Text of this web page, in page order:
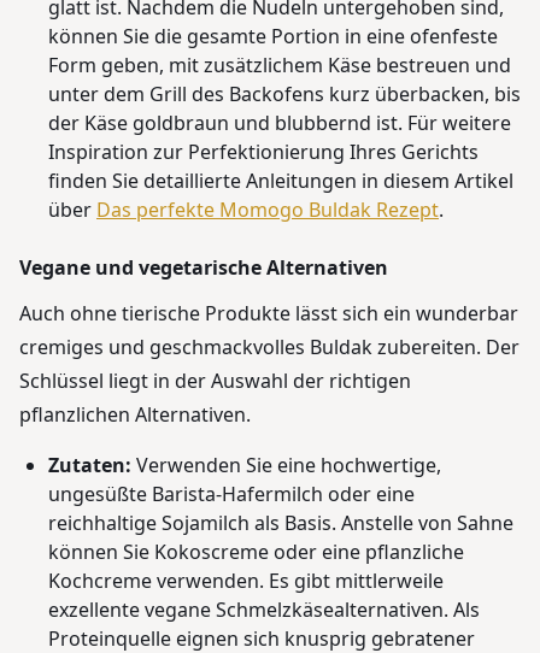
glatt ist. Nachdem die Nudeln untergehoben sind,
können Sie die gesamte Portion in eine ofenfeste
Form geben, mit zusätzlichem Käse bestreuen und
unter dem Grill des Backofens kurz überbacken, bis
der Käse goldbraun und blubbernd ist. Für weitere
Inspiration zur Perfektionierung Ihres Gerichts
finden Sie detaillierte Anleitungen in diesem Artikel
über Das perfekte Momogo Buldak Rezept.
Vegane und vegetarische Alternativen
Auch ohne tierische Produkte lässt sich ein wunderbar
cremiges und geschmackvolles Buldak zubereiten. Der
Schlüssel liegt in der Auswahl der richtigen
pflanzlichen Alternativen.
Zutaten: Verwenden Sie eine hochwertige,
ungesüßte Barista-Hafermilch oder eine
reichhaltige Sojamilch als Basis. Anstelle von Sahne
können Sie Kokoscreme oder eine pflanzliche
Kochcreme verwenden. Es gibt mittlerweile
exzellente vegane Schmelzkäsealternativen. Als
Proteinquelle eignen sich knusprig gebratener